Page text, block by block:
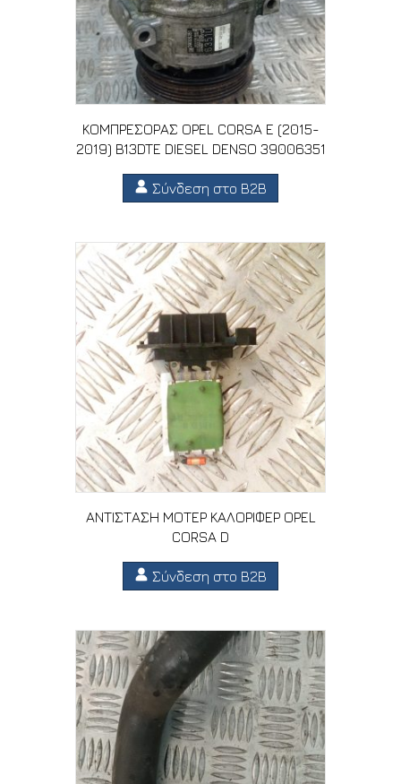
ΚΟΜΠΡΕΣΟΡΑΣ OPEL CORSA E (2015-
2019) B13DTE DIESEL DENSO 39006351
Σύνδεση στο B2B
ΑΝΤΙΣΤΑΣΗ ΜΟΤΕΡ ΚΑΛΟΡΙΦΕΡ OPEL
CORSA D
Σύνδεση στο B2B